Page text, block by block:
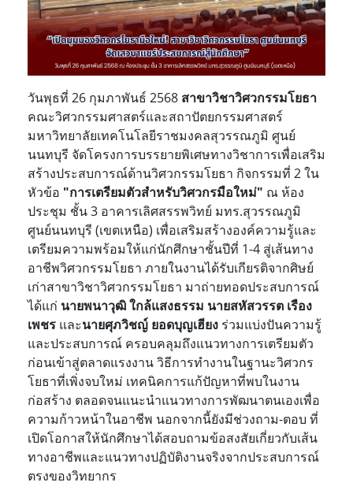
วันพุธที่ 26 กุมภาพันธ์ 2568 สาขาวิชาวิศวกรรมโยธา
คณะวิศวกรรมศาสตร์และสถาปัตยกรรมศาสตร์
มหาวิทยาลัยเทคโนโลยีราชมงคลสุวรรณภูมิ ศูนย์
นนทบุรี จัดโครงการบรรยายพิเศษทางวิชาการเพื่อเสริม
สร้างประสบการณ์ด้านวิศวกรรมโยธา กิจกรรมที่ 2 ใน
หัวข้อ "การเตรียมตัวสำหรับวิศวกรมือใหม่" ณ ห้อง
ประชุม ชั้น 3 อาคารเลิศสรรพวิทย์ มทร.สุวรรณภูมิ
ศูนย์นนทบุรี (เขตเหนือ) เพื่อเสริมสร้างองค์ความรู้และ
เตรียมความพร้อมให้แก่นักศึกษาชั้นปีที่ 1-4 สู่เส้นทาง
อาชีพวิศวกรรมโยธา ภายในงานได้รับเกียรติจากศิษย์
เก่าสาขาวิชาวิศวกรรมโยธา มาถ่ายทอดประสบการณ์
ได้แก่ นายพนาวุฒิ ใกล้แสงธรรม นายสหัสวรรต เรือง
เพชร และนายศุภวิชญ์ ยอดบุญเฮียง ร่วมแบ่งปันความรู้
และประสบการณ์ ครอบคลุมถึงแนวทางการเตรียมตัว
ก่อนเข้าสู่ตลาดแรงงาน วิธีการทำงานในฐานะวิศวกร
โยธาที่เพิ่งจบใหม่ เทคนิคการแก้ปัญหาที่พบในงาน
ก่อสร้าง ตลอดจนแนะนำแนวทางการพัฒนาตนเองเพื่อ
ความก้าวหน้าในอาชีพ นอกจากนี้ยังมีช่วงถาม-ตอบ ที่
เปิดโอกาสให้นักศึกษาได้สอบถามข้อสงสัยเกี่ยวกับเส้น
ทางอาชีพและแนวทางปฏิบัติงานจริงจากประสบการณ์
ตรงของวิทยากร